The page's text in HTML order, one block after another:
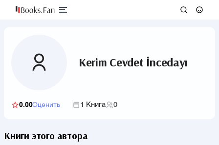
Kerim Cevdet İncedayı
0.00Оценить 1 Книга 0
Книги этого автора